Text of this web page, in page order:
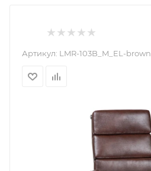
Артикул: LMR-103B_M_EL-brown